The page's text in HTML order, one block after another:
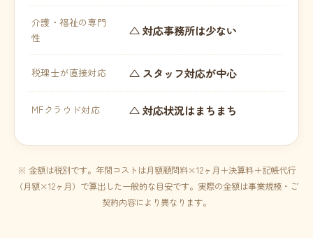
介護・福祉の専門
性
△ 対応事務所は少ない
税理士が直接対応 △ スタッフ対応が中心
MFクラウド対応 △ 対応状況はまちまち
※ 金額は税別です。年間コストは月額顧問料×12ヶ月＋決算料＋記帳代行
（月額×12ヶ月）で算出した一般的な目安です。実際の金額は事業規模・ご
契約内容により異なります。